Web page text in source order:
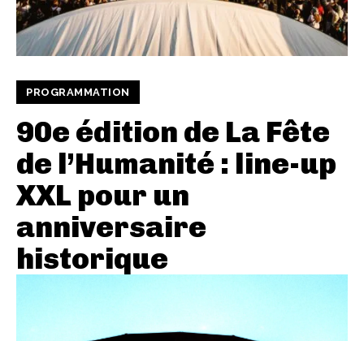
PROGRAMMATION
90e édition de La Fête
de l’Humanité : line-up
XXL pour un
anniversaire
historique